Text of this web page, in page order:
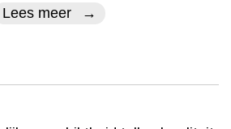
Lees meer